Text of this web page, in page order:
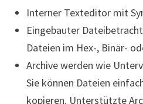
Interner Texteditor mit
Eingebauter
Dateien im Hex-, Binär-
Archive werden wie
Sie können Dateien
kopieren. Unterstützte